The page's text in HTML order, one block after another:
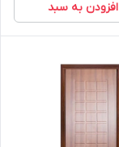
افزودن به سبد